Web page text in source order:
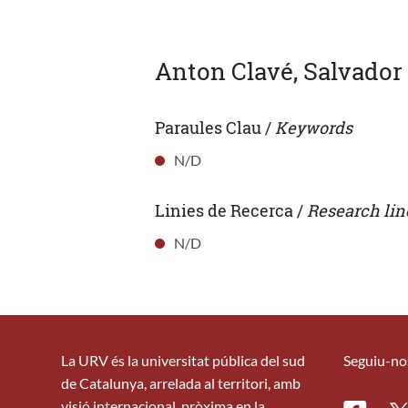
Anton Clavé, Salvador
Paraules Clau / Keywords
N/D
Linies de Recerca / Research
N/D
La URV és la universitat pública del sud
de Catalunya, arrelada al territori, amb
Seguiu-